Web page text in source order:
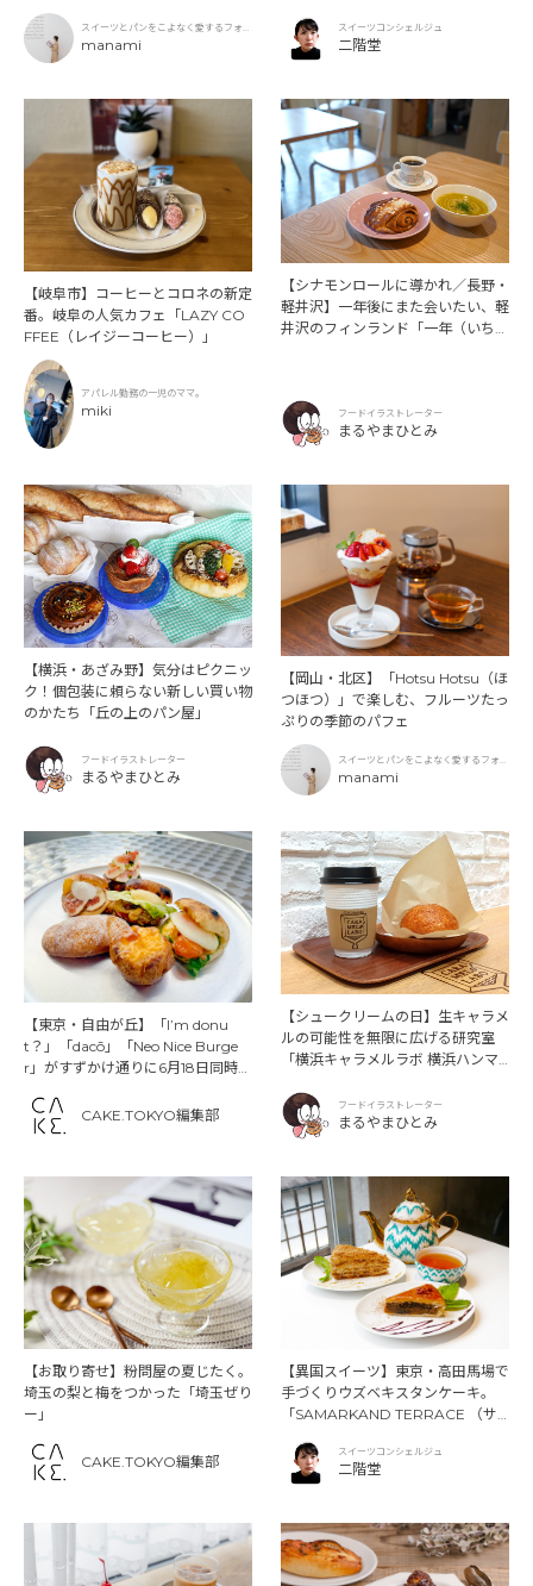
スイーツとパンをこよなく愛するフォト
グラファー
manami
スイーツコンシェルジュ
二階堂
【岐阜市】コーヒーとコロネの新定
番。岐阜の人気カフェ「LAZY CO
FFEE（レイジーコーヒー）」
アパレル勤務の一児のママ。
miki
【シナモンロールに導かれ／長野・
軽井沢】一年後にまた会いたい、軽
井沢のフィンランド「一年（いちね
フードイラストレーター
まるやまひとみ
【横浜・あざみ野】気分はピクニッ
ク！個包装に頼らない新しい買い物
のかたち「丘の上のパン屋」
フードイラストレーター
まるやまひとみ
【岡山・北区】「Hotsu Hotsu（ほ
つほつ）」で楽しむ、フルーツたっ
ぷりの季節のパフェ
スイーツとパンをこよなく愛するフォト
グラファー
manami
【東京・自由が丘】「I’m donu
t？」「dacō」「Neo Nice Burge
r」がすずかけ通りに6月18日同時オ
CAKE.TOKYO編集部
【シュークリームの日】生キャラメ
ルの可能性を無限に広げる研究室
「横浜キャラメルラボ 横浜ハンマ
フードイラストレーター
まるやまひとみ
【お取り寄せ】粉問屋の夏じたく。
埼玉の梨と梅をつかった「埼玉ぜり
ー」
CAKE.TOKYO編集部
【異国スイーツ】東京・高田馬場で
手づくりウズベキスタンケーキ。
「SAMARKAND TERRACE （サ
スイーツコンシェルジュ
二階堂